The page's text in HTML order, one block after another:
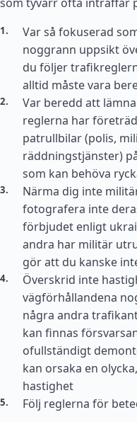
Var så fokuserad
noggrann uppsikt
du följer
alltid måste vara
Var beredd att
reglerna har
patrullbilar (polis,
räddningstjänster)
som kan behöva
Närma dig inte
fotografera inte
förbjudet enligt
andra har militär
gör att du kanske
Överskrid inte
vägförhållandena
några andra
kan finnas
ofullständigt
kan orsaka en
hastighet
Följ reglerna för